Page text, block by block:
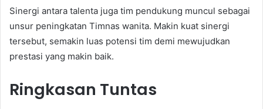
Sinergi antara talenta juga tim pendukung muncul sebagai
unsur peningkatan Timnas wanita. Makin kuat sinergi
tersebut, semakin luas potensi tim demi mewujudkan
prestasi yang makin baik.
Ringkasan Tuntas